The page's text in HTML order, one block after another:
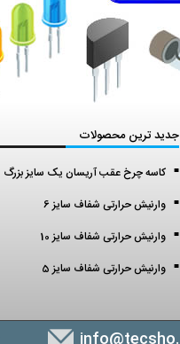
جدید ترین محصولات
کاسه چرخ عقب آریسان یک سایز بزرگ
وارنیش حرارتی شفاف سایز 6
وارنیش حرارتی شفاف سایز 10
وارنیش حرارتی شفاف سایز 5